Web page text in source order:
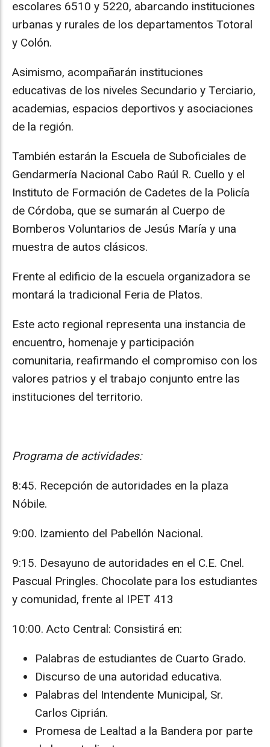
escolares 6510 y 5220, abarcando instituciones
urbanas y rurales de los departamentos Totoral
y Colón.
Asimismo, acompañarán instituciones
educativas de los niveles Secundario y Terciario,
academias, espacios deportivos y asociaciones
de la región.
También estarán la Escuela de Suboficiales de
Gendarmería Nacional Cabo Raúl R. Cuello y el
Instituto de Formación de Cadetes de la Policía
de Córdoba, que se sumarán al Cuerpo de
Bomberos Voluntarios de Jesús María y una
muestra de autos clásicos.
Frente al edificio de la escuela organizadora se
montará la tradicional Feria de Platos.
Este acto regional representa una instancia de
encuentro, homenaje y participación
comunitaria, reafirmando el compromiso con los
valores patrios y el trabajo conjunto entre las
instituciones del territorio.
Programa de actividades:
8:45. Recepción de autoridades en la plaza
Nóbile.
9:00. Izamiento del Pabellón Nacional.
9:15. Desayuno de autoridades en el C.E. Cnel.
Pascual Pringles. Chocolate para los estudiantes
y comunidad, frente al IPET 413
10:00. Acto Central: Consistirá en:
Palabras de estudiantes de Cuarto Grado.
Discurso de una autoridad educativa.
Palabras del Intendente Municipal, Sr.
Carlos Ciprián.
Promesa de Lealtad a la Bandera por parte